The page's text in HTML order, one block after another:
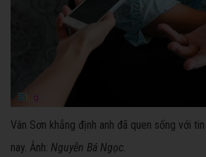
Vân Sơn khẳng định anh đã quen sống với
nay. Ảnh: Nguyễn Bá Ngọc.